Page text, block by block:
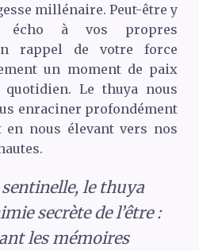
millénaire. Peut-être y
écho à vos propres
rappel de votre force
un moment de paix
Le thuya nous
enraciner profondément
nous élevant vers nos
le thuya
secrète de l’être :
les mémoires